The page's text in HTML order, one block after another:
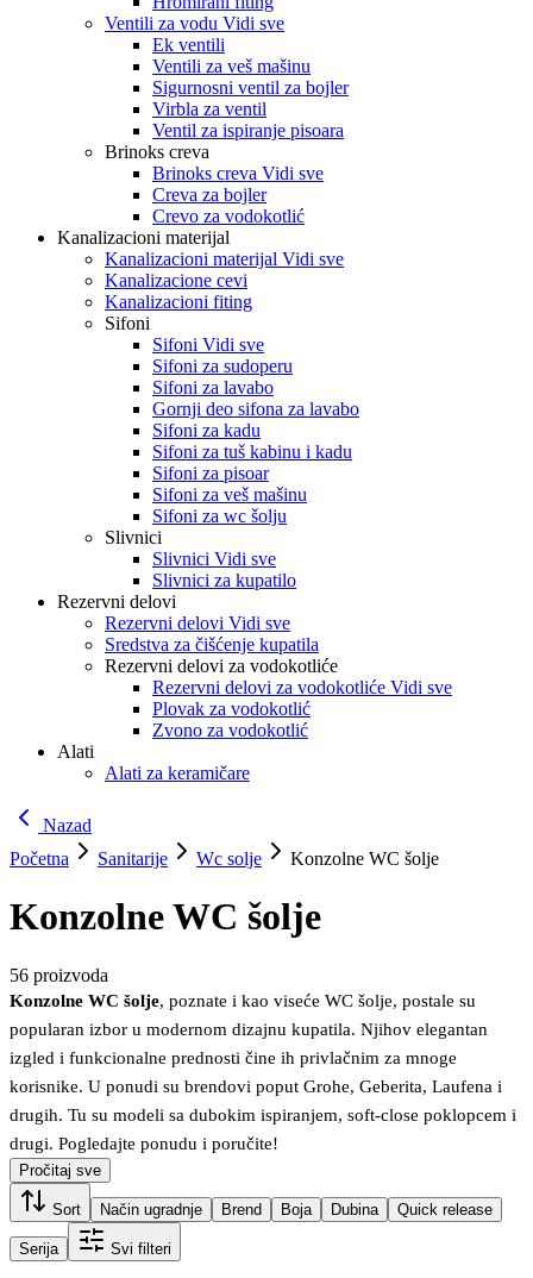
Ventili za vodu Vidi sve
Ek ventili
Ventili za veš mašinu
Sigurnosni ventil za bojler
Virbla za ventil
Ventil za ispiranje pisoara
Brinoks creva
Brinoks creva Vidi sve
Creva za bojler
Crevo za vodokotlić
Kanalizacioni materijal
Kanalizacioni materijal Vidi sve
Kanalizacione cevi
Kanalizacioni fiting
Sifoni
Sifoni Vidi sve
Sifoni za sudoperu
Sifoni za lavabo
Gornji deo sifona za lavabo
Sifoni za kadu
Sifoni za tuš kabinu i kadu
Sifoni za pisoar
Sifoni za veš mašinu
Sifoni za wc šolju
Slivnici
Slivnici Vidi sve
Slivnici za kupatilo
Rezervni delovi
Rezervni delovi Vidi sve
Sredstva za čišćenje kupatila
Rezervni delovi za vodokotliće
Rezervni delovi za vodokotliće Vidi sve
Plovak za vodokotlić
Zvono za vodokotlić
Alati
Alati za keramičare
Nazad
Početna
Sanitarije Wc solje Konzolne WC šolje
Konzolne WC šolje
56 proizvoda
Konzolne WC šolje, poznate i kao viseće WC šolje, postale su
popularan izbor u modernom dizajnu kupatila. Njihov elegantan
izgled i funkcionalne prednosti čine ih privlačnim za mnoge
korisnike. U ponudi su brendovi poput Grohe, Geberita, Laufena i
drugih. Tu su modeli sa dubokim ispiranjem, soft-close poklopcem i
drugi. Pogledajte ponudu i poručite!
Pročitaj sve
Sort Način ugradnje Brend Boja Dubina Quick release
Serija Svi filteri